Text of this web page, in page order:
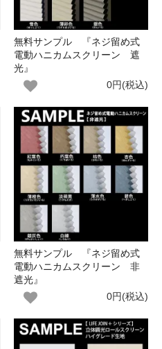
無料サンプル 『ネジ留め式
電動ハニカムスクリーン 遮
光』
0円(税込)
無料サンプル 『ネジ留め式
電動ハニカムスクリーン 非
遮光』
0円(税込)